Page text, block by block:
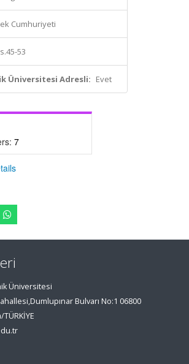
Cumhuriyeti
53
Üniversitesi Adresli: Evet
7
Üniversitesi
Bulvarı No:1 06800